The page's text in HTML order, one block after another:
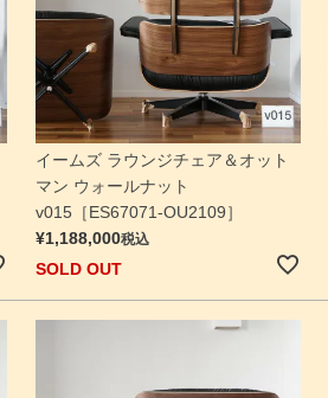
イームズ ラウンジチェア＆オット
マン ウォールナット
v015［ES67071-OU2109］
¥1,188,000税込
SOLD OUT